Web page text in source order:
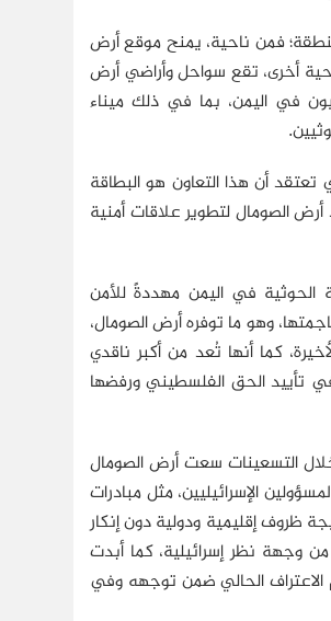
فمن ناحية، يمنح موقع أرض
أخرى، تقع سواحل وأراضي أرض
عليها الحوثيون في اليمن، بما في ذلك ميناء
أن هذا التعاون هو البطاقة
الصومال لتطوير علاقات أمنية
الحوثية في اليمن مهددةً للأمن
وهو ما توفره أرض الصومال،
كما أنها تُعد من أكبر ناقدي
في تأييد الحق الفلسطيني ورفضها
التسعينات سعت أرض الصومال
الإسرائيليين، مثل مبادرات
ظروف إقليمية ودولية دون إنكار
من وجهة نظر إسرائيلية، كما أبدت
لإسرائيل، بما في ذلك توسيع اتفاقيات أبراهام(18)، وهو الذي تم الاعتراف الحالي ضمن توجهه وفي